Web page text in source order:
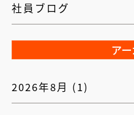
社員ブログ
ア
2026年8月 (1)